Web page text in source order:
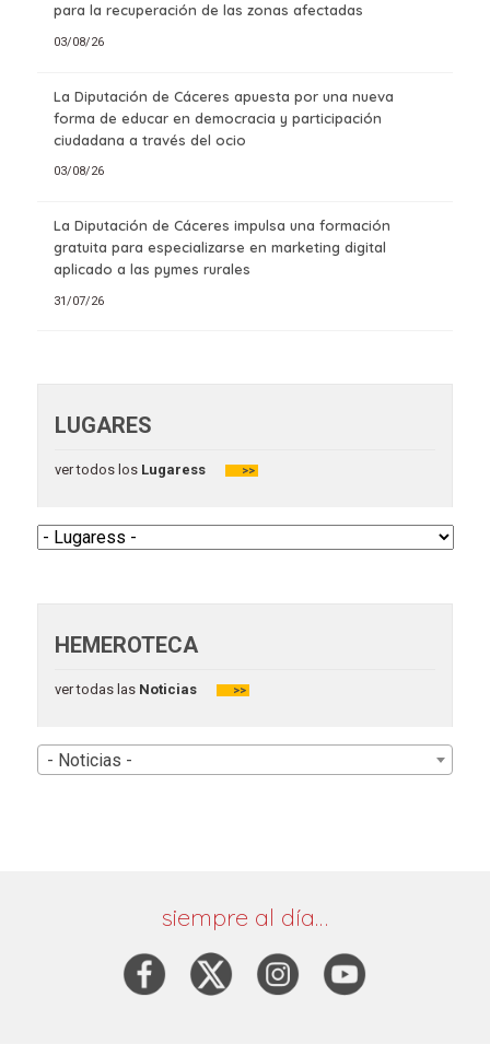
para la recuperación de las zonas afectadas
03/08/26
La Diputación de Cáceres apuesta por una nueva
forma de educar en democracia y participación
ciudadana a través del ocio
03/08/26
La Diputación de Cáceres impulsa una formación
gratuita para especializarse en marketing digital
aplicado a las pymes rurales
31/07/26
LUGARES
ver todos losLugaress >>
HEMEROTECA
ver todas lasNoticias >>
- Noticias -
siempre al día…